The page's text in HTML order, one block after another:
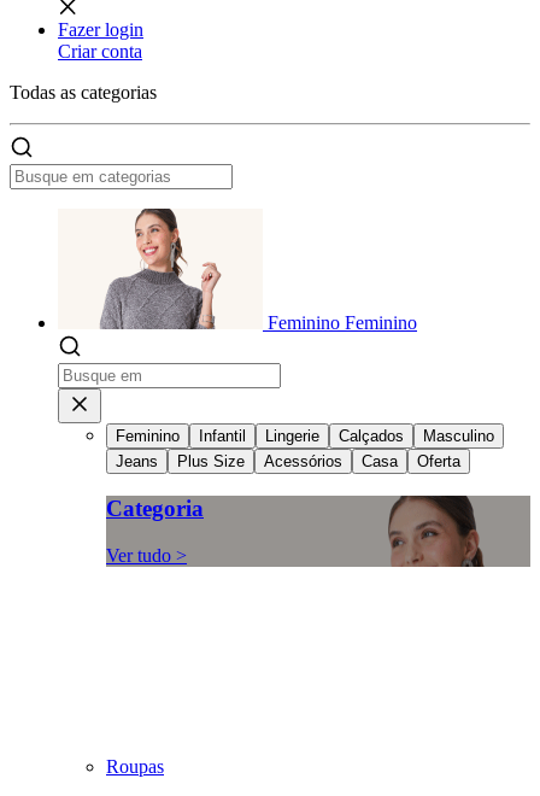
Fazer login
Criar conta
Todas as categorias
Feminino Feminino
Feminino Infantil Lingerie Calçados
Masculino
Jeans
Plus Size Acessórios Casa Oferta
Categoria
Ver tudo >
Roupas